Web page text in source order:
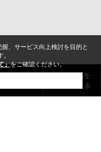
、サービス向上検討を目的と
」をご確認ください。